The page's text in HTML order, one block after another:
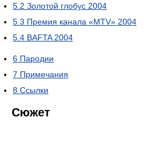
5.2 Золотой глобус 2004
5.3 Премия канала «MTV» 2004
5.4 BAFTA 2004
6 Пародии
7 Примечания
8 Ссылки
Сюжет